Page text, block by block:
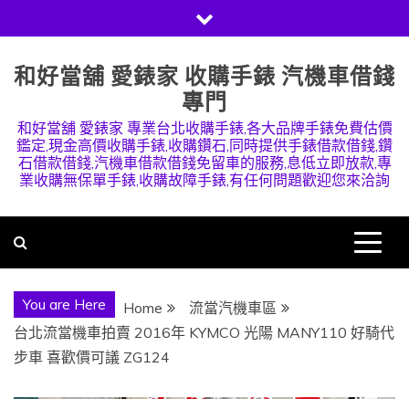
to
content
和好當舖 愛錶家 收購手錶 汽機車借錢
專門
和好當舖 愛錶家 專業台北收購手錶,各大品牌手錶免費估價
鑑定,現金高價收購手錶,收購鑽石,同時提供手錶借款借錢,鑽
石借款借錢,汽機車借款借錢免留車的服務,息低立即放款,專
業收購無保單手錶,收購故障手錶,有任何問題歡迎您來洽詢
You are Here Home
流當汽機車區
台北流當機車拍賣 2016年 KYMCO 光陽 MANY110 好騎代
步車 喜歡價可議 ZG124